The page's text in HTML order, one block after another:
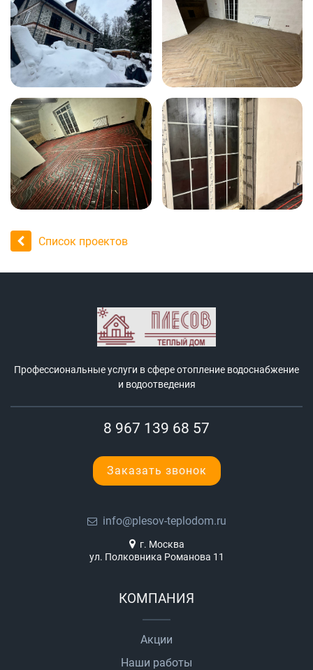
Список проектов
Профессиональные услуги в сфере отопление водоснабжение
и водоотведения
8 967 139 68 57
Заказать звонок
info@plesov-teplodom.ru
г. Москва
ул. Полковника Романова 11
КОМПАНИЯ
Акции
Наши работы